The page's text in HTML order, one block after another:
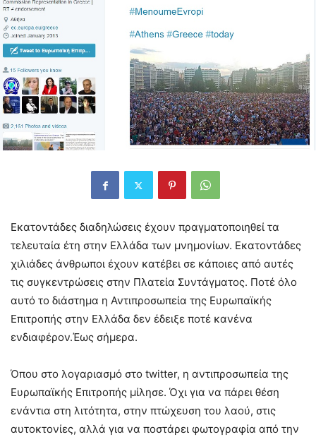
Εκατοντάδες διαδηλώσεις έχουν πραγματοποιηθεί τα
τελευταία έτη στην Ελλάδα των μνημονίων. Εκατοντάδες
χιλιάδες άνθρωποι έχουν κατέβει σε κάποιες από αυτές
τις συγκεντρώσεις στην Πλατεία Συντάγματος. Ποτέ όλο
αυτό το διάστημα η Αντιπροσωπεία της Ευρωπαϊκής
Επιτροπής στην Ελλάδα δεν έδειξε ποτέ κανένα
ενδιαφέρον.Έως σήμερα.
Όπου στο λογαριασμό στο twitter, η αντιπροσωπεία της
Ευρωπαϊκής Επιτροπής μίλησε. Όχι για να πάρει θέση
ενάντια στη λιτότητα, στην πτώχευση του λαού, στις
αυτοκτονίες, αλλά για να ποστάρει φωτογραφία από την